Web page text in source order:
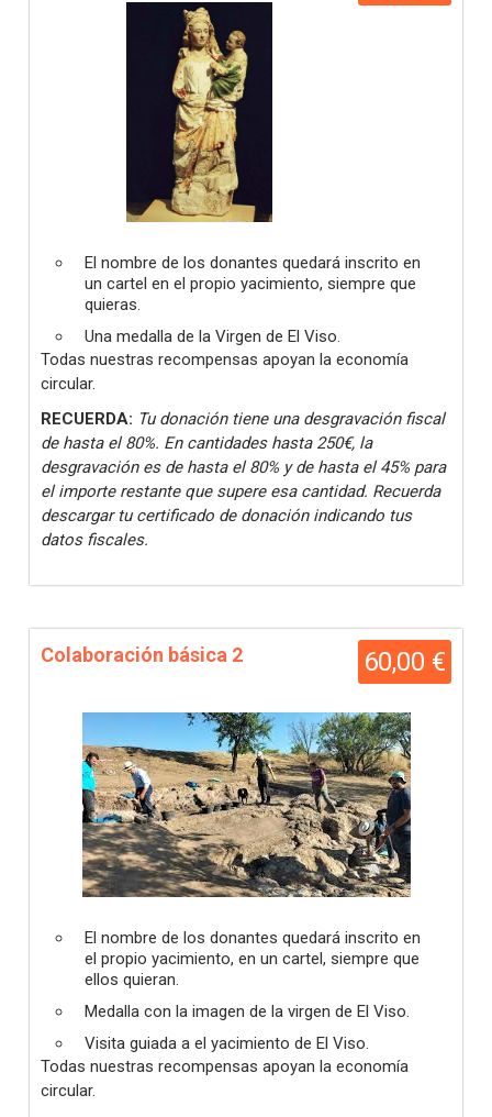
El nombre de los donantes quedará inscrito en
un cartel en el propio yacimiento, siempre que
quieras.
Una medalla de la Virgen de El Viso.
Todas nuestras recompensas apoyan la economía
circular.
RECUERDA: Tu donación tiene una desgravación fiscal
de hasta el 80%. En cantidades hasta 250€, la
desgravación es de hasta el 80% y de hasta el 45% para
el importe restante que supere esa cantidad. Recuerda
descargar tu certificado de donación indicando tus
datos fiscales.
60,00 €
Colaboración básica 2
El nombre de los donantes quedará inscrito en
el propio yacimiento, en un cartel, siempre que
ellos quieran.
Medalla con la imagen de la virgen de El Viso.
Visita guiada a el yacimiento de El Viso.
Todas nuestras recompensas apoyan la economía
circular.